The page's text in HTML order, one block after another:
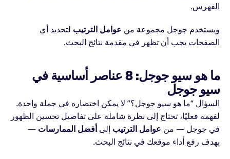
الفهرس.
ويستخدم جوجل مجموعة من عوامل الترتيب لتحديد أي
الصفحات يجب أن تظهر في مقدمة نتائج البحث.
ما هو سيو جوجل: 8 عناصر أساسية في
سيو جوجل
السؤال “ما هو سيو جوجل؟” لا يمكن اختصاره في جملة واحدة.
لفهمه فعليًا، تحتاج إلى نظرة شاملة على تفاصيل تحسين الظهور
في جوجل — من عوامل الترتيب إلىأفضل الممارسات —
بهدف رفع أداء موقعك في نتائج البحث.